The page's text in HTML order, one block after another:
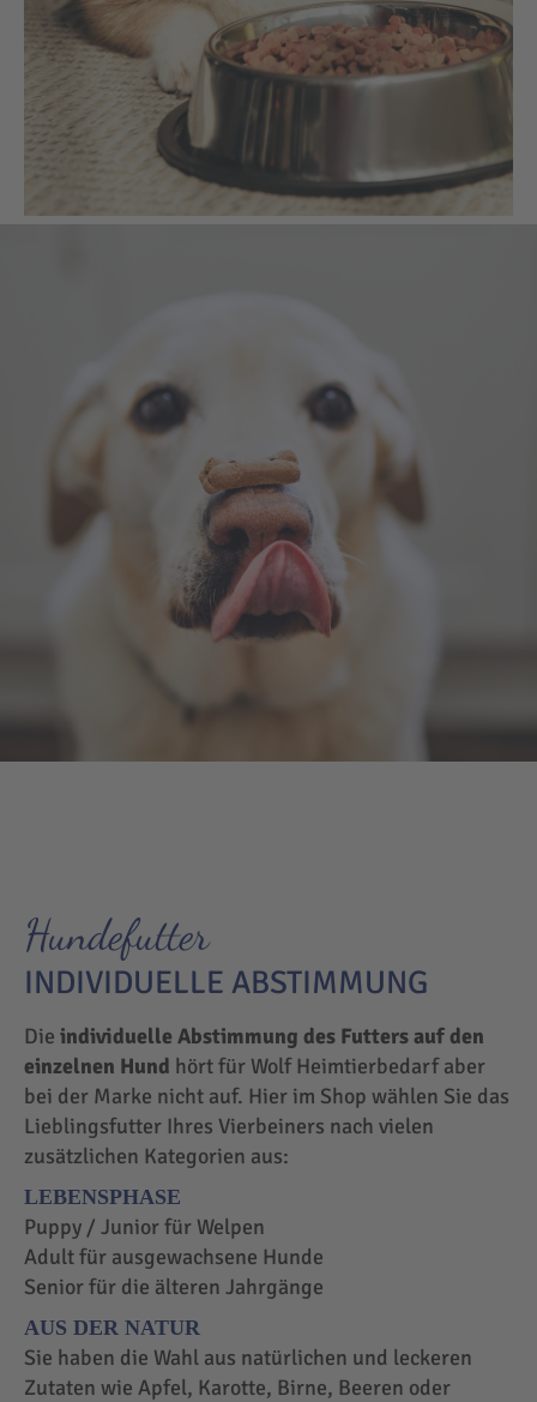
Hundefutter
INDIVIDUELLE ABSTIMMUNG
Die individuelle Abstimmung des Futters auf den
einzelnen Hund hört für Wolf Heimtierbedarf aber
bei der Marke nicht auf. Hier im Shop wählen Sie das
Lieblingsfutter Ihres Vierbeiners nach vielen
zusätzlichen Kategorien aus:
LEBENSPHASE
Puppy / Junior für Welpen
Adult für ausgewachsene Hunde
Senior für die älteren Jahrgänge
AUS DER NATUR
Sie haben die Wahl aus natürlichen und leckeren
Zutaten wie Apfel, Karotte, Birne, Beeren oder